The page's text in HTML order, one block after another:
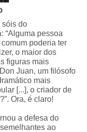
sóis do
“Alguma pessoa
poderia ter
o maior dos
figuras mais
Juan, um filósofo
mais
[...], o criador de
Ora, é claro!
a defesa do
ao